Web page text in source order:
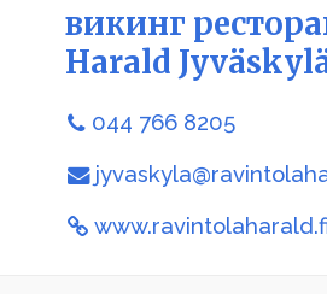
викинг
Harald
044 766 8205